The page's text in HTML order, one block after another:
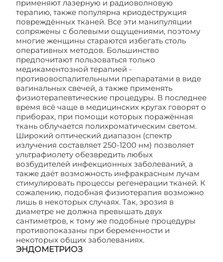
применяют лазерную и радиоволновую
терапию, также популярна криодеструкция
повреждённых тканей. Все эти манипуляции
сопряжены с болевыми ощущениями, поэтому
многие женщины стараются избегать столь
оперативных методов. Большинство
предпочитают пользоваться только
медикаментозной терапией -
противовоспалительными препаратами в виде
вагинальных свечей, а также применять
физиотерапевтические процедуры. В последнее
время всё чаще в медицинских кругах говорят о
приборах, при помощи которых поражённая
ткань облучается полихроматическим светом.
Широкий оптический диапазон (спектр
излучения составляет 250-1200 нм) позволяет
ультрафиолету обезвредить любых
возбудителей инфекционных заболеваний, а
также даёт возможность инфракрасным лучам
стимулировать процессы регенерации тканей. К
сожалению, подобная физиотерапия возможно
лишь в некоторых случаях. Так, эрозия в
диаметре не должна превышать двух
сантиметров, к тому же подобные процедуры
противопоказаны при беременности и
некоторых общих заболеваниях.
ЭНДОМЕТРИОЗ